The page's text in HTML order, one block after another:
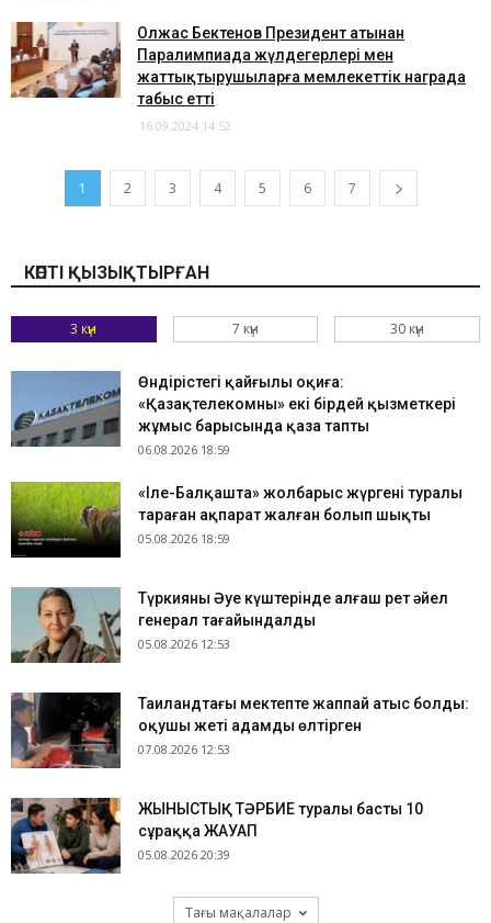
Олжас Бектенов Президент атынан
Паралимпиада жүлдегерлері мен
жаттықтырушыларға мемлекеттік награда
табыс етті
16.09.2024 14:52
1 2 3 4 5 6 7
КӨПТІ ҚЫЗЫҚТЫРҒАН
3 күн 7 күн 30 күн
Өндірістегі қайғылы оқиға:
«Қазақтелекомның» екі бірдей қызметкері
жұмыс барысында қаза тапты
06.08.2026 18:59
«Іле-Балқашта» жолбарыс жүргені туралы
тараған ақпарат жалған болып шықты
05.08.2026 18:59
Түркияның Әуе күштерінде алғаш рет әйел
генерал тағайындалды
05.08.2026 12:53
Таиландтағы мектепте жаппай атыс болды:
оқушы жеті адамды өлтірген
07.08.2026 12:53
ЖЫНЫСТЫҚ ТӘРБИЕ туралы басты 10
сұраққа ЖАУАП
05.08.2026 20:39
Тағы мақалалар